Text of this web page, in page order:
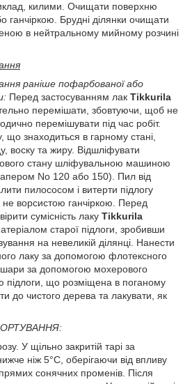
килими. Очищати поверхню
ганчіркою. Брудні ділянки очищати
в нейтральному мийному розчині
раніше пофарбованої або
Перед застосуванням лак Tikkurila
перемішати, збовтуючи, щоб не
перемішувати під час робіт.
що знаходиться в гарному стані,
воску та жиру. Відшліфувати
стану шліфувальною машиною
No 120 або 150). Пил від
пилососом і витерти підлогу
ворсистою ганчіркою. Перед
сумісність лаку Tikkurila
старої підлоги, зробивши
на невеликій ділянці. Нанести
лаку за допомогою флотексного
за допомогою мохерового
підлоги, що розміщена в поганому
до чистого дерева та лакувати, як
У щільно закритій тарі за
ніж 5°C, оберігаючи від впливу
сонячних променів. Після